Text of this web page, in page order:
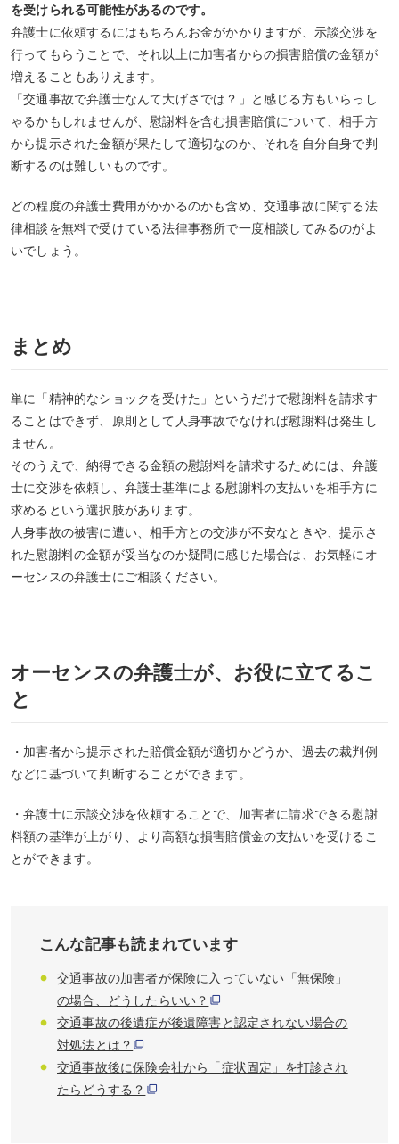
を受けられる可能性があるのです。
弁護士に依頼するにはもちろんお金がかかりますが、示談交渉を
行ってもらうことで、それ以上に加害者からの損害賠償の金額が
増えることもありえます。
「交通事故で弁護士なんて大げさでは？」と感じる方もいらっし
ゃるかもしれませんが、慰謝料を含む損害賠償について、相手方
から提示された金額が果たして適切なのか、それを自分自身で判
断するのは難しいものです。
どの程度の弁護士費用がかかるのかも含め、交通事故に関する法
律相談を無料で受けている法律事務所で一度相談してみるのがよ
いでしょう。
まとめ
単に「精神的なショックを受けた」というだけで慰謝料を請求す
ることはできず、原則として人身事故でなければ慰謝料は発生し
ません。
そのうえで、納得できる金額の慰謝料を請求するためには、弁護
士に交渉を依頼し、弁護士基準による慰謝料の支払いを相手方に
求めるという選択肢があります。
人身事故の被害に遭い、相手方との交渉が不安なときや、提示さ
れた慰謝料の金額が妥当なのか疑問に感じた場合は、お気軽にオ
ーセンスの弁護士にご相談ください。
オーセンスの弁護士が、お役に立てるこ
と
・加害者から提示された賠償金額が適切かどうか、過去の裁判例
などに基づいて判断することができます。
・弁護士に示談交渉を依頼することで、加害者に請求できる慰謝
料額の基準が上がり、より高額な損害賠償金の支払いを受けるこ
とができます。
こんな記事も読まれています
交通事故の加害者が保険に入っていない「無保険」
の場合、どうしたらいい？
交通事故の後遺症が後遺障害と認定されない場合の
対処法とは？
交通事故後に保険会社から「症状固定」を打診され
たらどうする？